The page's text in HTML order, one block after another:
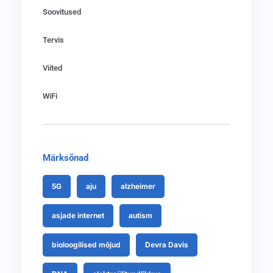
Soovitused
Tervis
Viited
WiFi
Märksõnad
5G aju alzheimer
asjade internet autism
bioloogilised mõjud Devra Davis